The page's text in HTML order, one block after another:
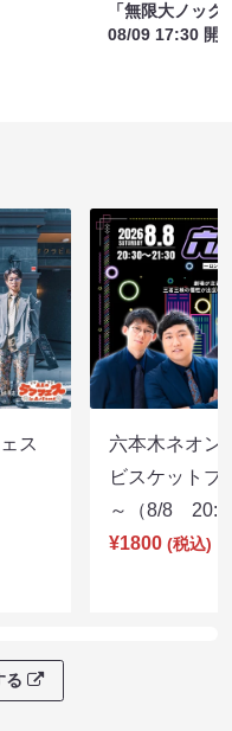
「無限大ノック
08/09 17:30 開
ス
六本木ネオン
ビスケットブ
～（8/8
¥1800 (税込)
る